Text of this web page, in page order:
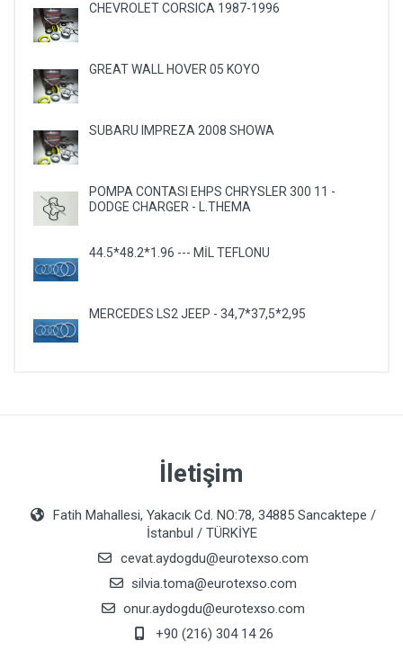
CHEVROLET CORSICA 1987-1996
GREAT WALL HOVER 05 KOYO
SUBARU IMPREZA 2008 SHOWA
POMPA CONTASI EHPS CHRYSLER 300 11 -
DODGE CHARGER - L.THEMA
44.5*48.2*1.96 --- MİL TEFLONU
MERCEDES LS2 JEEP - 34,7*37,5*2,95
İletişim
Fatih Mahallesi, Yakacık Cd. NO:78, 34885 Sancaktepe /
İstanbul / TÜRKİYE
cevat.aydogdu@eurotexso.com
silvia.toma@eurotexso.com
onur.aydogdu@eurotexso.com
+90 (216) 304 14 26